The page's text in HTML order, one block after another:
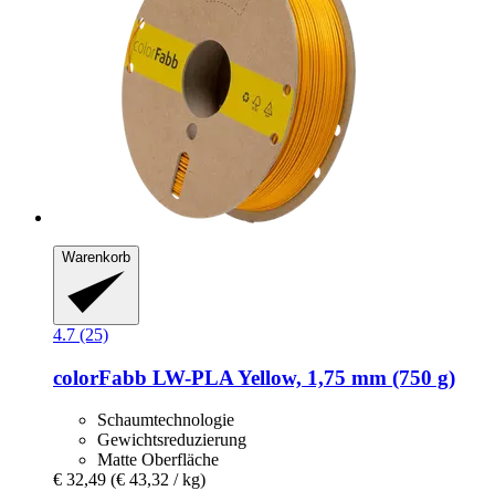
Warenkorb
4.7 (25)
colorFabb LW-​PLA Yellow, 1,75 mm (750 g)
Schaumtechnologie
Gewichtsreduzierung
Matte Oberfläche
€ 32,49 (€ 43,32 / kg)